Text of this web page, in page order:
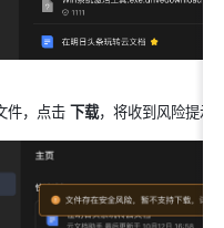
件，点击 下载，将收到风险提示